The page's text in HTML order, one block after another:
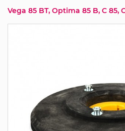
Vega 85 BT, Optima 85 B, C 85,